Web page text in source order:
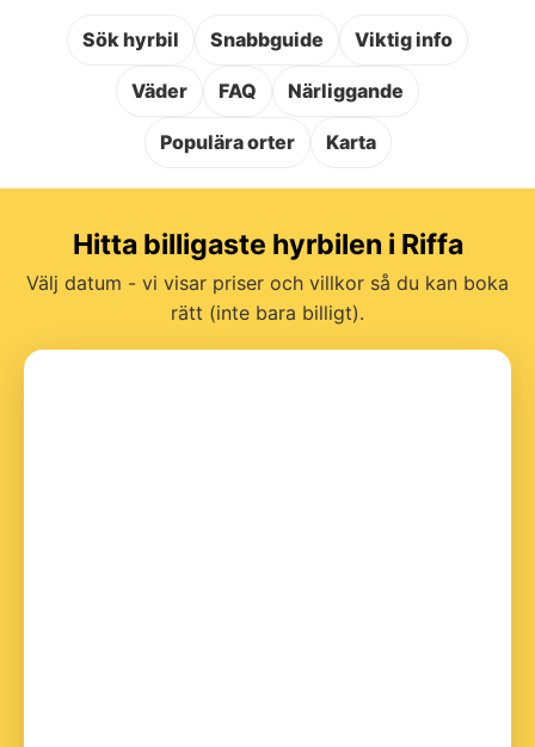
Sök hyrbil Snabbguide Viktig info
Väder FAQ Närliggande
Populära orter Karta
Hitta billigaste hyrbilen i Riffa
Välj datum - vi visar priser och villkor så du kan boka
rätt (inte bara billigt).